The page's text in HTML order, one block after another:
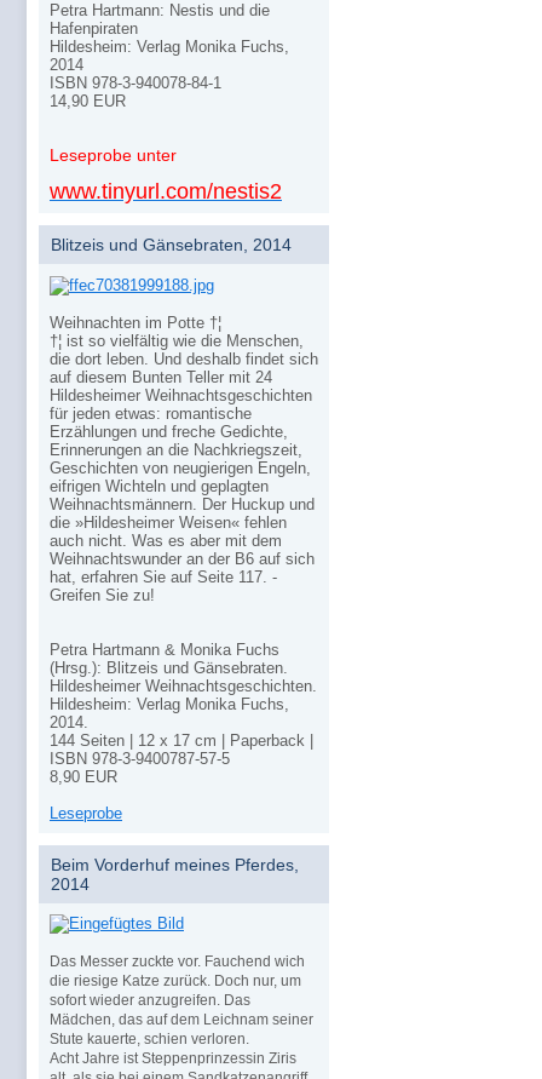
Petra Hartmann: Nestis und die
Hafenpiraten
Hildesheim: Verlag Monika Fuchs,
2014
ISBN 978-3-940078-84-1
14,90 EUR
Leseprobe unter
www.tinyurl.com/nestis2
Blitzeis und Gänsebraten, 2014
Weihnachten im Potte †¦
†¦ ist so vielfältig wie die Menschen,
die dort leben. Und deshalb findet sich
auf diesem Bunten Teller mit 24
Hildesheimer Weihnachtsgeschichten
für jeden etwas: romantische
Erzählungen und freche Gedichte,
Erinnerungen an die Nachkriegszeit,
Geschichten von neugierigen Engeln,
eifrigen Wichteln und geplagten
Weihnachtsmännern. Der Huckup und
die »Hildesheimer Weisen« fehlen
auch nicht. Was es aber mit dem
Weihnachtswunder an der B6 auf sich
hat, erfahren Sie auf Seite 117. -
Greifen Sie zu!
Petra Hartmann & Monika Fuchs
(Hrsg.): Blitzeis und Gänsebraten.
Hildesheimer Weihnachtsgeschichten.
Hildesheim: Verlag Monika Fuchs,
2014.
144 Seiten | 12 x 17 cm | Paperback |
ISBN 978-3-9400787-57-5
8,90 EUR
Leseprobe
Beim Vorderhuf meines Pferdes,
2014
Das Messer zuckte vor. Fauchend wich
die riesige Katze zurück. Doch nur, um
sofort wieder anzugreifen. Das
Mädchen, das auf dem Leichnam seiner
Stute kauerte, schien verloren.
Acht Jahre ist Steppenprinzessin Ziris